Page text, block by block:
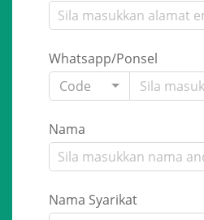
Whatsapp/Ponsel
Code
Nama
Nama Syarikat